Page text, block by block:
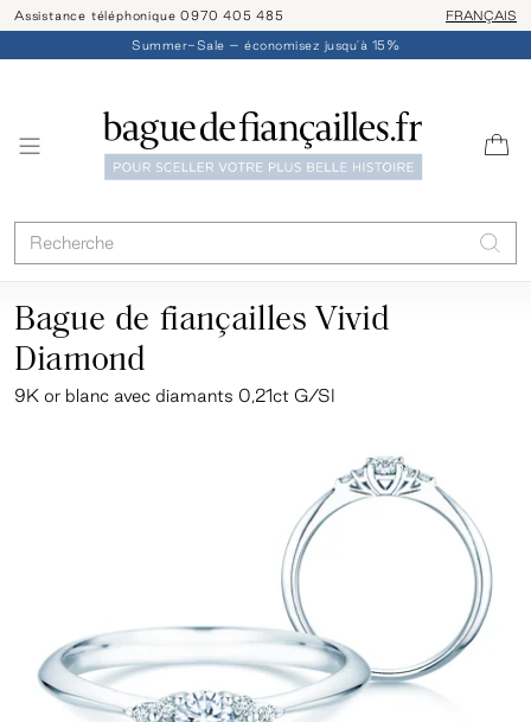
Assistance téléphonique 0970 405 485 Livraison/
FRANÇAIS
Summer-Sale – économisez jusqu'à 15%
Bague de fiançailles Vivid
Diamond
9K or blanc avec diamants 0,21ct G/SI